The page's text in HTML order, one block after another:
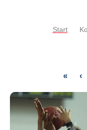
Start
« ‹